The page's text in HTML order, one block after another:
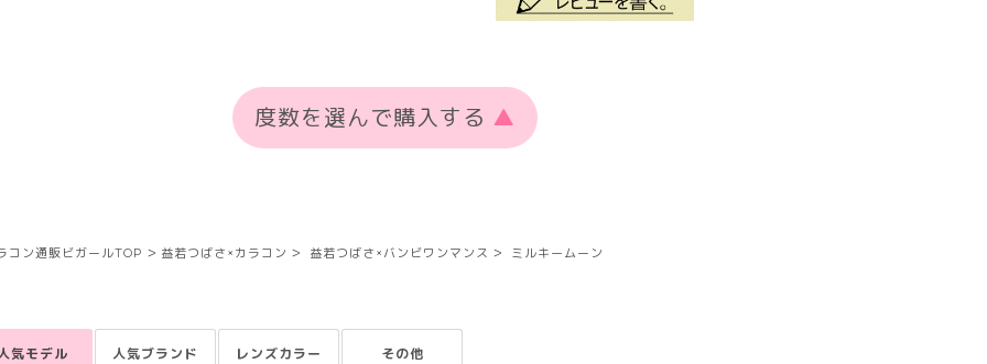
度数を選んで購入する ▲
コン通販ビガールTOP 益若つばさ×カラコン 益若つばさ×バンビワンマンス ミルキームーン
気モデル 人気ブランド レンズカラー その他